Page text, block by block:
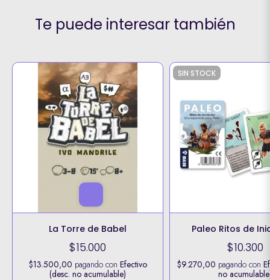
Te puede interesar también
La Torre de Babel
$15.000
$13.500,00 pagando con Efectivo
(desc. no acumulable)
SIN STOCK
Paleo Ritos de
$10.300
$9.270,00 pagando con
no